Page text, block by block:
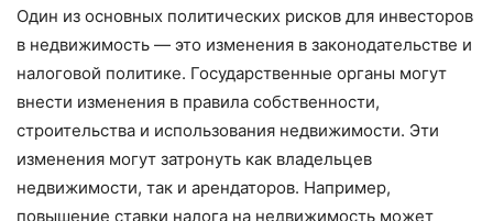
Один из основных политических рисков для инвесторов
в недвижимость — это изменения в законодательстве и
налоговой политике. Государственные органы могут
внести изменения в правила собственности,
строительства и использования недвижимости. Эти
изменения могут затронуть как владельцев
недвижимости, так и арендаторов. Например,
повышение ставки налога на недвижимость может